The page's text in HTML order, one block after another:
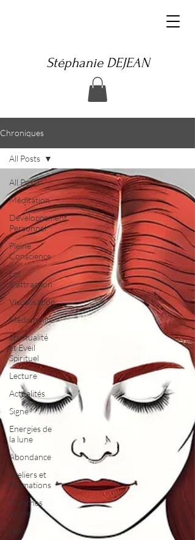
Stéphanie DEJEAN
Chroniques
All Posts
Méditation
Développement
Personnel
Pleine
Conscience
Loi
d'attraction
Visualisation
Mediumnité
Spiritualité
et Eveil
Spirituel
Lecture
Actualités
Signe
Energies de
la lune
Abondance
Ateliers et
Formations
Tranches
de vie
reiki
All Posts